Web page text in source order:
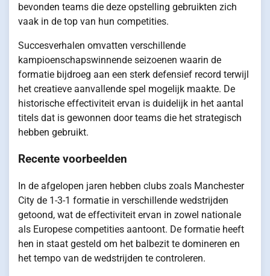
bevonden teams die deze opstelling gebruikten zich
vaak in de top van hun competities.
Succesverhalen omvatten verschillende
kampioenschapswinnende seizoenen waarin de
formatie bijdroeg aan een sterk defensief record terwijl
het creatieve aanvallende spel mogelijk maakte. De
historische effectiviteit ervan is duidelijk in het aantal
titels dat is gewonnen door teams die het strategisch
hebben gebruikt.
Recente voorbeelden
In de afgelopen jaren hebben clubs zoals Manchester
City de 1-3-1 formatie in verschillende wedstrijden
getoond, wat de effectiviteit ervan in zowel nationale
als Europese competities aantoont. De formatie heeft
hen in staat gesteld om het balbezit te domineren en
het tempo van de wedstrijden te controleren.